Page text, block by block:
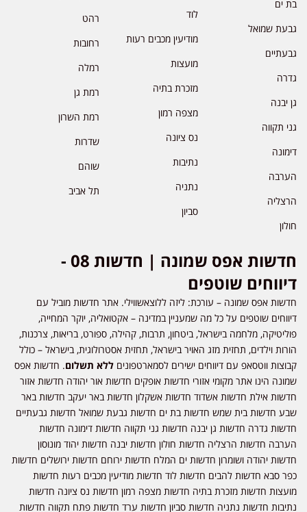
בת ים
גבעת שמואל
גבעתיים
גדרה
גן יבנה
גני תקווה
דימונה
הערבה
הרצליה
חולון
לוד
מודיעין מכבים רעות
מועצות
מזכרת בתיה
מצפה רמון
נס ציונה
נתיבות
נתניה
סביון
רהט
רחובות
רמלה
רמת גן
רמת השרון
שדרות
שוהם
תל אביב
חדשות אפס שמונה | חדשות 08 -
דיווחים שוטפים
חדשות אפס שמונה – עורכת: ליזה ללוצאשווילי. אתר חדשות מוביל עם
דיווחים שוטפים על כל מה שמעניין במדינה – אקטואליה, יוקר המחייה,
פוליטיקה, מלחמה בישראל, ביטחון, תרבות, קהילה, ספורט, בריאות, צרכנות,
הורות וילדים, תחזית מזג האויר בישראל, תחזית אסטרולוגית, בישראל – כולל
קבוצות ווטסאפ עם דיווחים ישירים לסמארטפונים ללא תשלום. חדשות אפס
שמונה הינו אתר מקומי אזורי חדשות אופקים חדשות אור יהודה חדשות אזור
חדשות אילת חדשות אשדוד חדשות אשקלון חדשות באר יעקב חדשות באר
שבע חדשות בית שמש חדשות בת ים חדשות גבעת שמואל חדשות גבעתיים
חדשות גדרה חדשות גן יבנה חדשות גני תקווה חדשות דימונה חדשות
הערבה חדשות הרצליה חדשות חולון חדשות יבנה חדשות יהוד מונוסון
חדשות יהודה ושומרון חדשות ים המלח חדשות ירוחם חדשות ירושלים חדשות
כפר סבא חדשות להבים חדשות לוד חדשות מודיעין מכבים רעות חדשות
מועצות חדשות מזכרת בתיה חדשות מצפה רמון חדשות נס ציונה חדשות
נתיבות חדשות נתניה חדשות סביון חדשות ערד חדשות פתח תקווה חדשות